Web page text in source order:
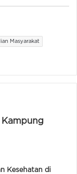
Masyarakat
Kampung
Kesehatan di